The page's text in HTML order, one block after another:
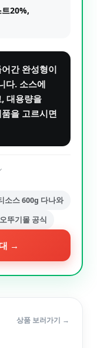
20%,
간 완성형이
다. 소스에
대용량을
을 고르시면
소스 600g 다나와
뚜기몰 공식
→
상품 보러가기 →